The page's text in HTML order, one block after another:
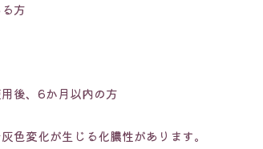
方
後、6か月以内の方
色変化が生じる化膿性があります。